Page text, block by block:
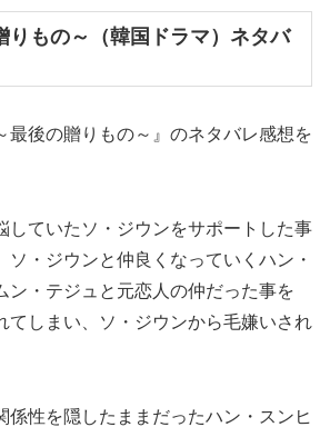
りもの～（韓国ドラマ）ネタバ
最後の贈りもの～』のネタバレ感想を
していたソ・ジウンをサポートした事
ソ・ジウンと仲良くなっていくハン・
ン・テジュと元恋人の仲だった事を
てしまい、ソ・ジウンから毛嫌いされ
係性を隠したままだったハン・スンヒ